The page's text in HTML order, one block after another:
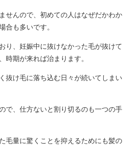
せんので、初めての人はなぜだかわか
合も多いです。
り、妊娠中に抜けなかった毛が抜けて
時期が来れば治まります。
抜け毛に落ち込む日々が続いてしまい
で、仕方ないと割り切るのも一つの手
毛量に驚くことを抑えるためにも髪の